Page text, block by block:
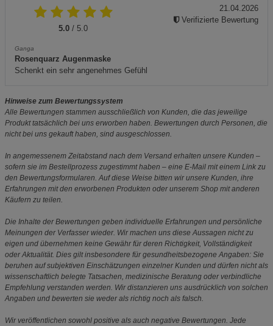
5.0 / 5.0
Ganga
Rosenquarz Augenmaske
Schenkt ein sehr angenehmes Gefühl
21.04.2026
Verifizierte Bewertung
Hinweise zum Bewertungssystem
Alle Bewertungen stammen ausschließlich von Kunden, die das jeweilige
Produkt tatsächlich bei uns erworben haben. Bewertungen durch Personen, die
nicht bei uns gekauft haben, sind ausgeschlossen.
In angemessenem Zeitabstand nach dem Versand erhalten unsere Kunden –
sofern sie im Bestellprozess zugestimmt haben – eine E-Mail mit einem Link zu
den Bewertungsformularen. Auf diese Weise bitten wir unsere Kunden, ihre
Erfahrungen mit den erworbenen Produkten oder unserem Shop mit anderen
Käufern zu teilen.
Die Inhalte der Bewertungen geben individuelle Erfahrungen und persönliche
Meinungen der Verfasser wieder. Wir machen uns diese Aussagen nicht zu
eigen und übernehmen keine Gewähr für deren Richtigkeit, Vollständigkeit
oder Aktualität. Dies gilt insbesondere für gesundheitsbezogene Angaben: Sie
beruhen auf subjektiven Einschätzungen einzelner Kunden und dürfen nicht als
wissenschaftlich belegte Tatsachen, medizinische Beratung oder verbindliche
Empfehlung verstanden werden. Wir distanzieren uns ausdrücklich von solchen
Angaben und bewerten sie weder als richtig noch als falsch.
Wir veröffentlichen sowohl positive als auch negative Bewertungen. Jede